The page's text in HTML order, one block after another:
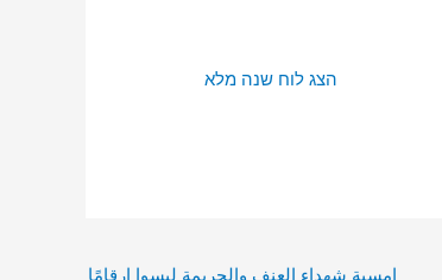
הצג לוח שנה מלא
امسية شهداء العنف والجريمة ليسوا ارقامًا